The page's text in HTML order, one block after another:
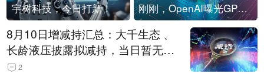
宇树科技，今日打新！ 刚刚，OpenAI曝光GPT-6！传10万亿参数，8月强行发布
8月10日增减持汇总：大千生态 、
长龄液压披露拟减持，当日暂无A
股增持（表）
2